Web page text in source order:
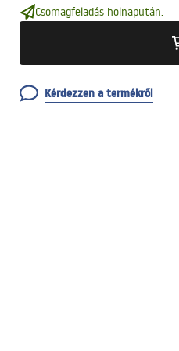
Csomagfeladás holnapután.
Kérdezzen a termékről